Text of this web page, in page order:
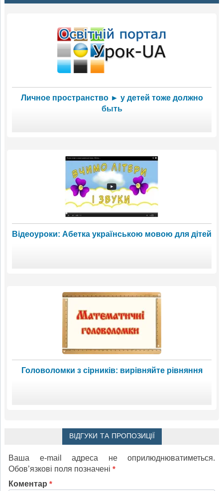
Личное пространство ► у детей тоже должно
быть
Відеоуроки: Абетка українською мовою для дітей
Головоломки з сірників: вирівняйте рівняння
ВІДГУКИ ТА ПРОПОЗИЦІЇ
Ваша e-mail адреса не оприлюднюватиметься.
Обов’язкові поля позначені *
Коментар *